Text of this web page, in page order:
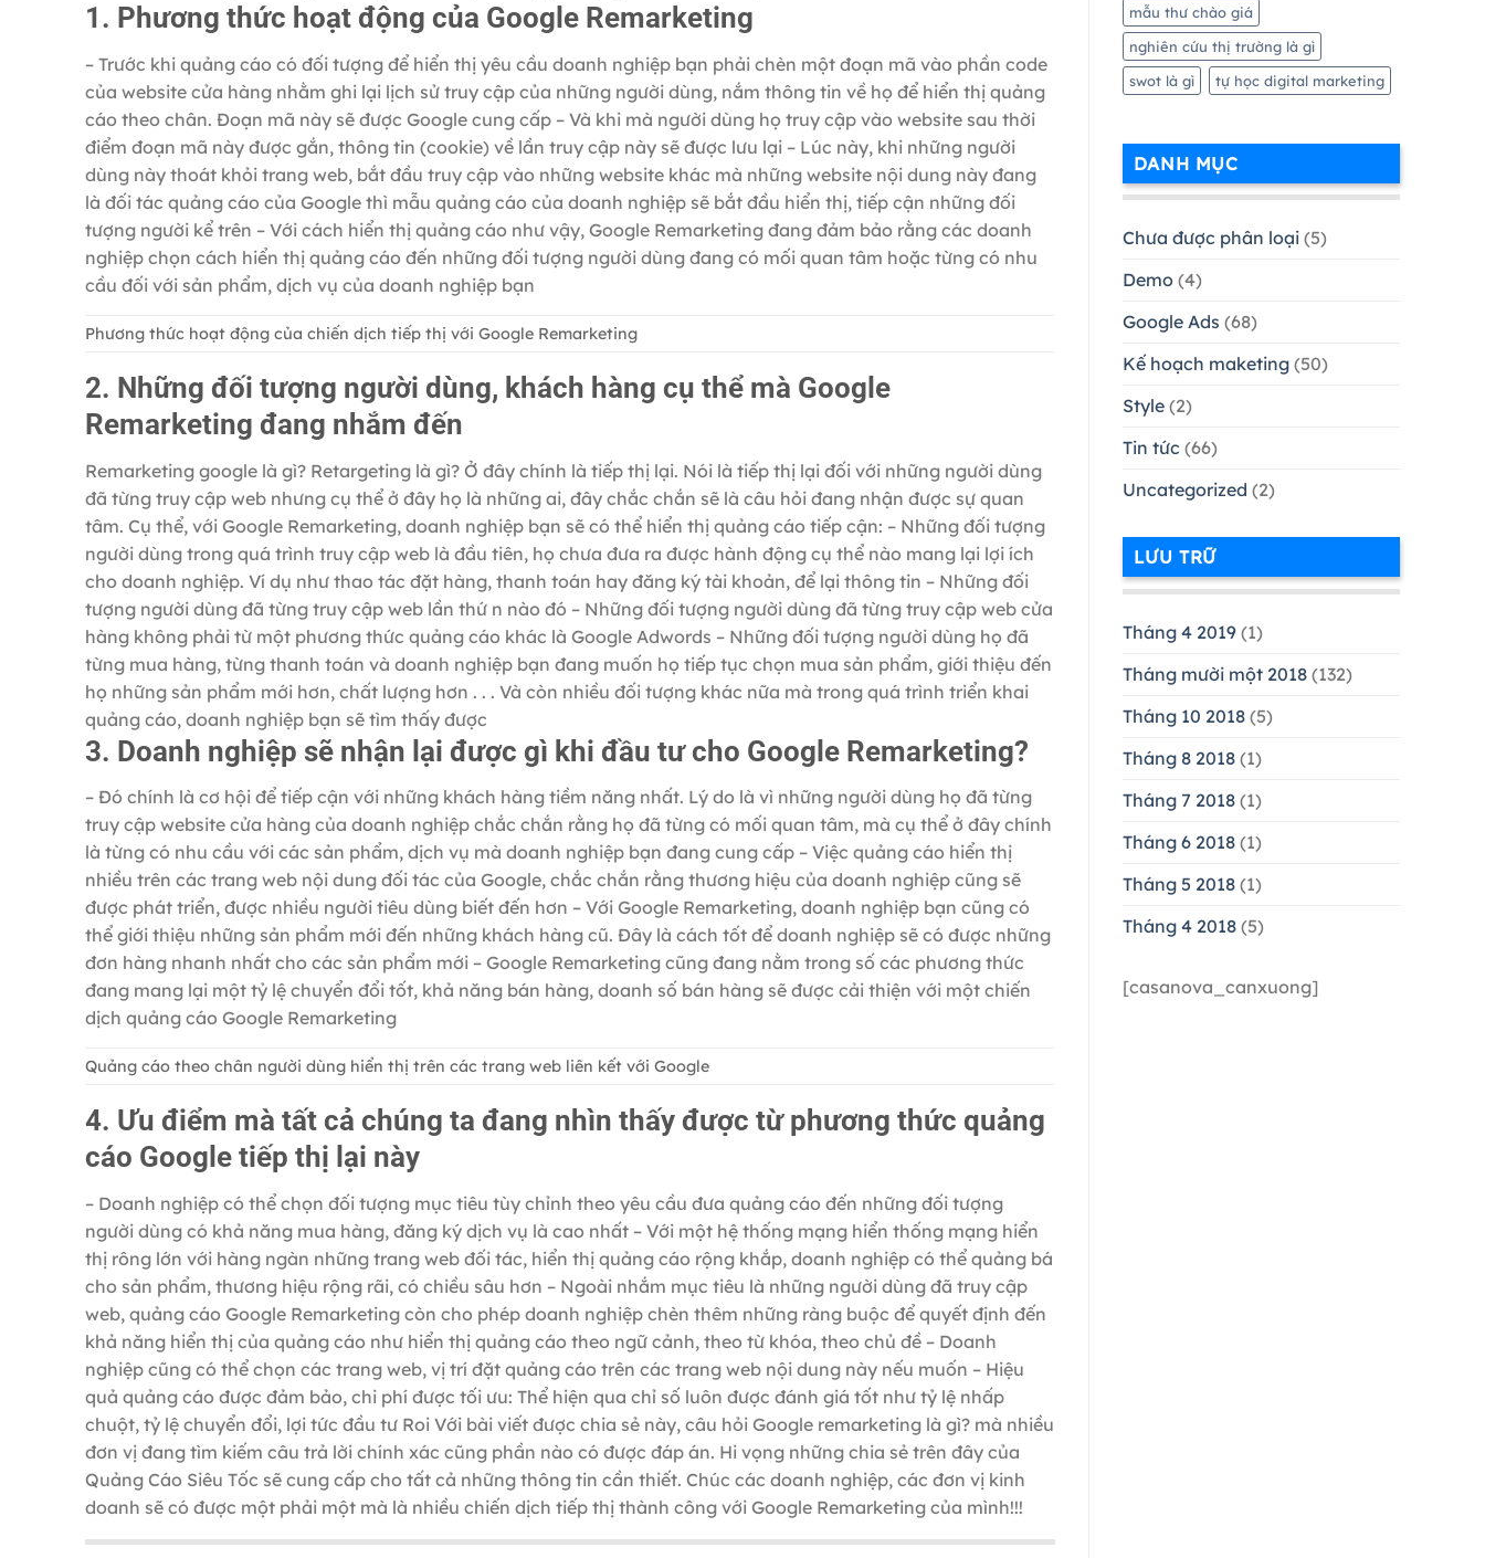
1. Phương thức hoạt động của Google Remarketing
– Trước khi quảng cáo có đối tượng để hiển thị yêu cầu doanh nghiệp bạn phải chèn một đoạn mã vào phần code
của website cửa hàng nhằm ghi lại lịch sử truy cập của những người dùng, nắm thông tin về họ để hiển thị quảng
cáo theo chân. Đoạn mã này sẽ được Google cung cấp – Và khi mà người dùng họ truy cập vào website sau thời
điểm đoạn mã này được gắn, thông tin (cookie) về lần truy cập này sẽ được lưu lại – Lúc này, khi những người
dùng này thoát khỏi trang web, bắt đầu truy cập vào những website khác mà những website nội dung này đang
là đối tác quảng cáo của Google thì mẫu quảng cáo của doanh nghiệp sẽ bắt đầu hiển thị, tiếp cận những đối
tượng người kể trên – Với cách hiển thị quảng cáo như vậy, Google Remarketing đang đảm bảo rằng các doanh
nghiệp chọn cách hiển thị quảng cáo đến những đối tượng người dùng đang có mối quan tâm hoặc từng có nhu
cầu đối với sản phẩm, dịch vụ của doanh nghiệp bạn
Phương thức hoạt động của chiến dịch tiếp thị với Google Remarketing
2. Những đối tượng người dùng, khách hàng cụ thể mà Google
Remarketing đang nhắm đến
Remarketing google là gì? Retargeting là gì? Ở đây chính là tiếp thị lại. Nói là tiếp thị lại đối với những người dùng
đã từng truy cập web nhưng cụ thể ở đây họ là những ai, đây chắc chắn sẽ là câu hỏi đang nhận được sự quan
tâm. Cụ thể, với Google Remarketing, doanh nghiệp bạn sẽ có thể hiển thị quảng cáo tiếp cận: – Những đối tượng
người dùng trong quá trình truy cập web là đầu tiên, họ chưa đưa ra được hành động cụ thể nào mang lại lợi ích
cho doanh nghiệp. Ví dụ như thao tác đặt hàng, thanh toán hay đăng ký tài khoản, để lại thông tin – Những đối
tượng người dùng đã từng truy cập web lần thứ n nào đó – Những đối tượng người dùng đã từng truy cập web cửa
hàng không phải từ một phương thức quảng cáo khác là Google Adwords – Những đối tượng người dùng họ đã
từng mua hàng, từng thanh toán và doanh nghiệp bạn đang muốn họ tiếp tục chọn mua sản phẩm, giới thiệu đến
họ những sản phẩm mới hơn, chất lượng hơn . . . Và còn nhiều đối tượng khác nữa mà trong quá trình triển khai
quảng cáo, doanh nghiệp bạn sẽ tìm thấy được
3. Doanh nghiệp sẽ nhận lại được gì khi đầu tư cho Google Remarketing?
– Đó chính là cơ hội để tiếp cận với những khách hàng tiềm năng nhất. Lý do là vì những người dùng họ đã từng
truy cập website cửa hàng của doanh nghiệp chắc chắn rằng họ đã từng có mối quan tâm, mà cụ thể ở đây chính
là từng có nhu cầu với các sản phẩm, dịch vụ mà doanh nghiệp bạn đang cung cấp – Việc quảng cáo hiển thị
nhiều trên các trang web nội dung đối tác của Google, chắc chắn rằng thương hiệu của doanh nghiệp cũng sẽ
được phát triển, được nhiều người tiêu dùng biết đến hơn – Với Google Remarketing, doanh nghiệp bạn cũng có
thể giới thiệu những sản phẩm mới đến những khách hàng cũ. Đây là cách tốt để doanh nghiệp sẽ có được những
đơn hàng nhanh nhất cho các sản phẩm mới – Google Remarketing cũng đang nằm trong số các phương thức
đang mang lại một tỷ lệ chuyển đổi tốt, khả năng bán hàng, doanh số bán hàng sẽ được cải thiện với một chiến
dịch quảng cáo Google Remarketing
Quảng cáo theo chân người dùng hiển thị trên các trang web liên kết với Google
4. Ưu điểm mà tất cả chúng ta đang nhìn thấy được từ phương thức quảng
cáo Google tiếp thị lại này
– Doanh nghiệp có thể chọn đối tượng mục tiêu tùy chỉnh theo yêu cầu đưa quảng cáo đến những đối tượng
người dùng có khả năng mua hàng, đăng ký dịch vụ là cao nhất – Với một hệ thống mạng hiển thống mạng hiển
thị rông lớn với hàng ngàn những trang web đối tác, hiển thị quảng cáo rộng khắp, doanh nghiệp có thể quảng bá
cho sản phẩm, thương hiệu rộng rãi, có chiều sâu hơn – Ngoài nhắm mục tiêu là những người dùng đã truy cập
web, quảng cáo Google Remarketing còn cho phép doanh nghiệp chèn thêm những ràng buộc để quyết định đến
khả năng hiển thị của quảng cáo như hiển thị quảng cáo theo ngữ cảnh, theo từ khóa, theo chủ đề – Doanh
nghiệp cũng có thể chọn các trang web, vị trí đặt quảng cáo trên các trang web nội dung này nếu muốn – Hiệu
quả quảng cáo được đảm bảo, chi phí được tối ưu: Thể hiện qua chỉ số luôn được đánh giá tốt như tỷ lệ nhấp
chuột, tỷ lệ chuyển đổi, lợi tức đầu tư Roi Với bài viết được chia sẻ này, câu hỏi Google remarketing là gì? mà nhiều
đơn vị đang tìm kiếm câu trả lời chính xác cũng phần nào có được đáp án. Hi vọng những chia sẻ trên đây của
Quảng Cáo Siêu Tốc sẽ cung cấp cho tất cả những thông tin cần thiết. Chúc các doanh nghiệp, các đơn vị kinh
doanh sẽ có được một phải một mà là nhiều chiến dịch tiếp thị thành công với Google Remarketing của mình!!!
mẫu thư chào giá
nghiên cứu thị trường là gì
swot là gì
tự học digital marketing
DANH MỤC
Chưa được phân loại(5)
Demo(4)
Google Ads (68)
Kế hoạch maketing(50)
Style(2)
Tin tức (66)
Uncategorized (2)
LƯU TRỮ
Tháng 4 2019(1)
Tháng mười một 2018(132)
Tháng 10 2018(5)
Tháng 8 2018(1)
Tháng 7 2018(1)
Tháng 6 2018(1)
Tháng 5 2018(1)
Tháng 4 2018(5)
[casanova_canxuong]